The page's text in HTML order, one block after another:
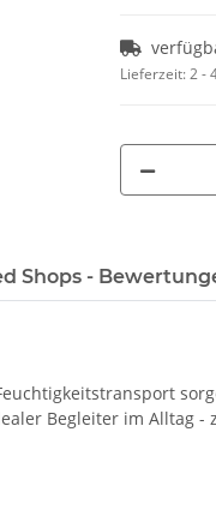
Lieferzeit:2 -
Shops -
Begleiter im Alltag -